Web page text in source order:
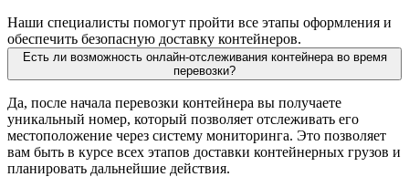
Наши специалисты помогут пройти все этапы оформления и
обеспечить безопасную доставку контейнеров.
Есть ли возможность онлайн-отслеживания контейнера во время
перевозки?
Да, после начала перевозки контейнера вы получаете
уникальный номер, который позволяет отслеживать его
местоположение через систему мониторинга. Это позволяет
вам быть в курсе всех этапов доставки контейнерных грузов и
планировать дальнейшие действия.